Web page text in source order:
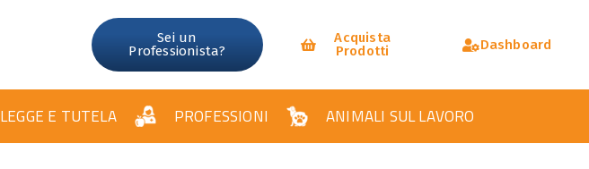
Sei un
Professionista?
Acquista
Prodotti
Dashboard
LEGGE E TUTELA PROFESSIONI ANIMALI SUL LAVORO